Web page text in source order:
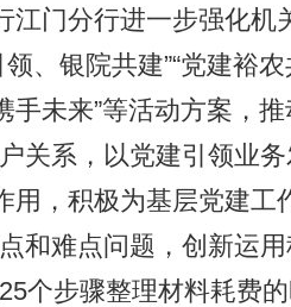
江门分行进一步强化
、银院共建”“党建裕
手未来”等活动方案，
关系，以党建引领业
，积极为基层党建工
和难点问题，创新运
个步骤整理材料耗费